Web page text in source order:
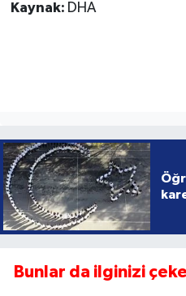
Kaynak: DHA
Bunlar da ilginizi